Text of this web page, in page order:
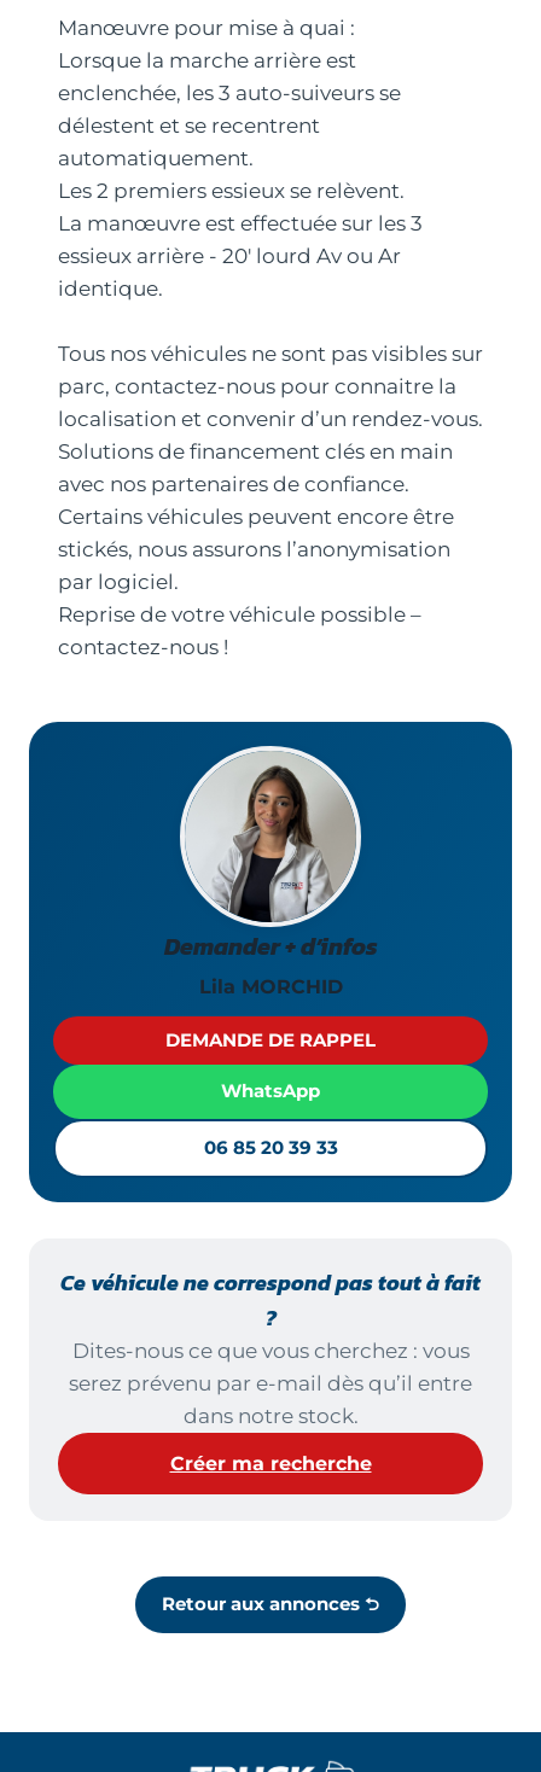
Manœuvre pour mise à quai :
Lorsque la marche arrière est
enclenchée, les 3 auto-suiveurs se
délestent et se recentrent
automatiquement.
Les 2 premiers essieux se relèvent.
La manœuvre est effectuée sur les 3
essieux arrière - 20' lourd Av ou Ar
identique.
Tous nos véhicules ne sont pas visibles sur
parc, contactez-nous pour connaitre la
localisation et convenir d’un rendez-vous.
Solutions de financement clés en main
avec nos partenaires de confiance.
Certains véhicules peuvent encore être
stickés, nous assurons l’anonymisation
par logiciel.
Reprise de votre véhicule possible –
Demander + d’infos
Lila MORCHID
WhatsApp
06 85 20 39 33
DEMANDE DE RAPPEL
Ce véhicule ne correspond pas tout à fait
?
Dites-nous ce que vous cherchez : vous
serez prévenu par e-mail dès qu’il entre
dans notre stock.
Créer ma recherche
Retour aux annonces ⮌